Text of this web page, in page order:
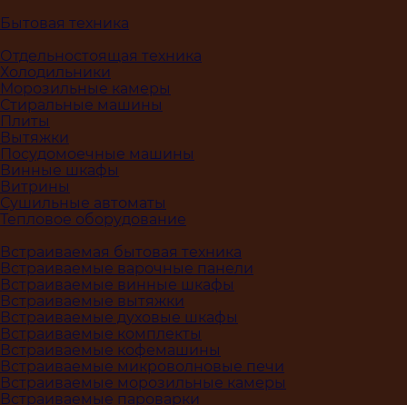
Бытовая техника
Отдельностоящая техника
Холодильники
Морозильные камеры
Стиральные машины
Плиты
Вытяжки
Посудомоечные машины
Винные шкафы
Витрины
Сушильные автоматы
Тепловое оборудование
Встраиваемая бытовая техника
Встраиваемые варочные панели
Встраиваемые винные шкафы
Встраиваемые вытяжки
Встраиваемые духовые шкафы
Встраиваемые комплекты
Встраиваемые кофемашины
Встраиваемые микроволновые печи
Встраиваемые морозильные камеры
Встраиваемые пароварки